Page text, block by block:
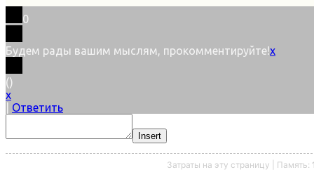
0
Будем рады вашим мыслям, прокомментируйте!x
()
x
Ответить
Insert
Затраты на эту страницу | Память: